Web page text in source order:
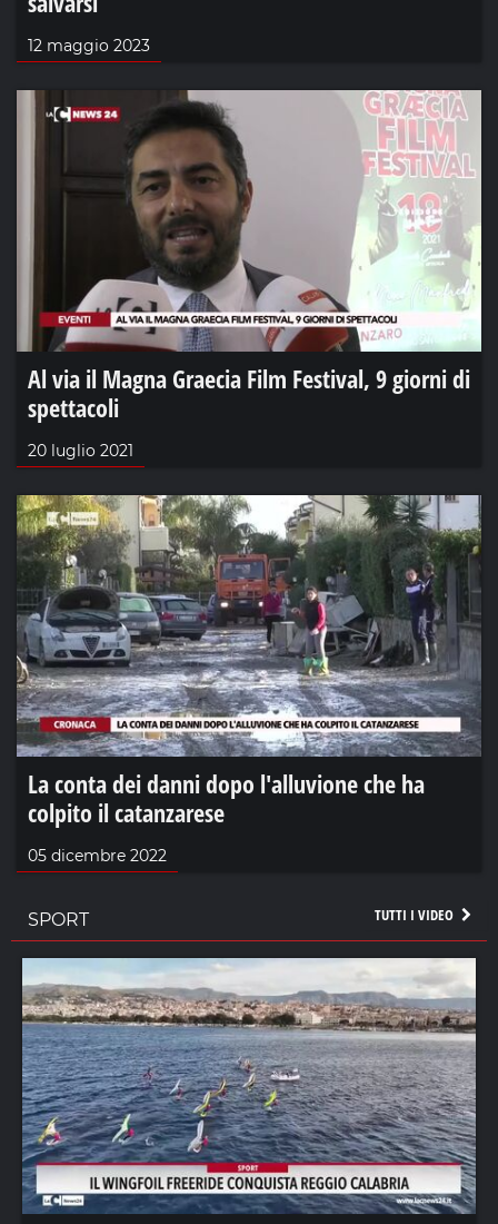
12 maggio 2023
Al via il Magna Graecia Film Festival, 9 giorni di
spettacoli
20 luglio 2021
La conta dei danni dopo l'alluvione che ha
colpito il catanzarese
05 dicembre 2022
TUTTI I VIDEO
SPORT